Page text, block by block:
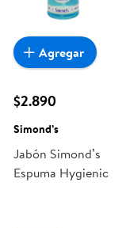
$2.890
Simond’s
Jabón Simond’s
Espuma Hygienic
Agregar